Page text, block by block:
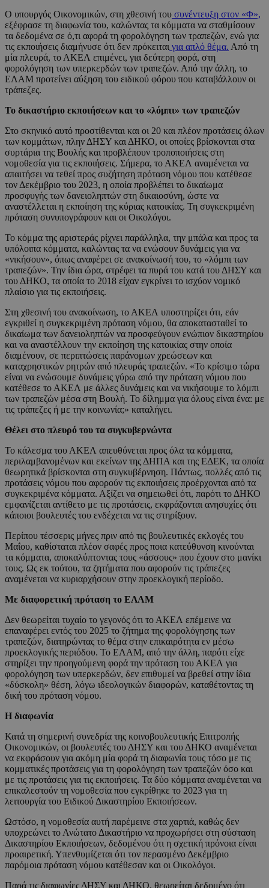
Ο υπουργός Οικονομικών, στη χθεσινή του συνέντευξη στον «Φ»,
εξέφρασε τη διαφωνία του, καλώντας τα κόμματα να σταθμίσουν
τα δεδομένα σε ό,τι αφορά τη φορολόγηση των τραπεζών, ενώ για
τις εκποιήσεις διαμήνυσε ότι δεν πρόκειται για απλό θέμα. Από τη
μία πλευρά, το ΑΚΕΛ επιμένει, για δεύτερη φορά, στη
φορολόγηση των υπερκερδών των τραπεζών. Από την άλλη, το
ΕΛΑΜ προτείνει αύξηση του ειδικού φόρου που καταβάλλουν οι
τράπεζες.
Το δικαστήριο εκποιήσεων και το «λόμπι» των τραπεζών
Στο σκηνικό αυτό προστίθενται και οι 20 και πλέον προτάσεις όλων
των κομμάτων, πλην ΔΗΣΥ και ΔΗΚΟ, οι οποίες βρίσκονται στα
συρτάρια της Βουλής και προβλέπουν τροποποιήσεις στη
νομοθεσία για τις εκποιήσεις. Σήμερα, το ΑΚΕΛ αναμένεται να
απαιτήσει να τεθεί προς συζήτηση πρόταση νόμου που κατέθεσε
τον Δεκέμβριο του 2023, η οποία προβλέπει το δικαίωμα
προσφυγής των δανειοληπτών στη δικαιοσύνη, ώστε να
αναστέλλεται η εκποίηση της κύριας κατοικίας. Τη συγκεκριμένη
πρόταση συνυπογράφουν και οι Οικολόγοι.
Το κόμμα της αριστεράς ρίχνει παράλληλα, την μπάλα και προς τα
υπόλοιπα κόμματα, καλώντας τα να ενώσουν δυνάμεις για να
«νικήσουν», όπως αναφέρει σε ανακοίνωσή του, το «λόμπι των
τραπεζών». Την ίδια ώρα, στρέφει τα πυρά του κατά του ΔΗΣΥ και
του ΔΗΚΟ, τα οποία το 2018 είχαν εγκρίνει το ισχύον νομικό
πλαίσιο για τις εκποιήσεις.
Στη χθεσινή του ανακοίνωση, το ΑΚΕΛ υποστηρίζει ότι, εάν
εγκριθεί η συγκεκριμένη πρόταση νόμου, θα αποκατασταθεί το
δικαίωμα των δανειοληπτών να προσφεύγουν ενώπιον δικαστηρίου
και να αναστέλλουν την εκποίηση της κατοικίας στην οποία
διαμένουν, σε περιπτώσεις παράνομων χρεώσεων και
καταχρηστικών ρητρών από πλευράς τραπεζών. «Το κρίσιμο τώρα
είναι να ενώσουμε δυνάμεις γύρω από την πρόταση νόμου που
κατέθεσε το ΑΚΕΛ με άλλες δυνάμεις και να νικήσουμε το λόμπι
των τραπεζών μέσα στη Βουλή. Το δίλημμα για όλους είναι ένα: με
τις τράπεζες ή με την κοινωνία;» καταλήγει.
Θέλει στο πλευρό του τα συγκυβερνώντα
Το κάλεσμα του ΑΚΕΛ απευθύνεται προς όλα τα κόμματα,
περιλαμβανομένων και εκείνων της ΔΗΠΑ και της ΕΔΕΚ, τα οποία
θεωρητικά βρίσκονται στη συγκυβέρνηση. Πάντως, πολλές από τις
προτάσεις νόμου που αφορούν τις εκποιήσεις προέρχονται από τα
συγκεκριμένα κόμματα. Αξίζει να σημειωθεί ότι, παρότι το ΔΗΚΟ
εμφανίζεται αντίθετο με τις προτάσεις, εκφράζονται ανησυχίες ότι
κάποιοι βουλευτές του ενδέχεται να τις στηρίξουν.
Περίπου τέσσερις μήνες πριν από τις βουλευτικές εκλογές του
Μαΐου, καθίσταται πλέον σαφές προς ποια κατεύθυνση κινούνται
τα κόμματα, αποκαλύπτοντας τους «άσσους» που έχουν στο μανίκι
τους. Ως εκ τούτου, τα ζητήματα που αφορούν τις τράπεζες
αναμένεται να κυριαρχήσουν στην προεκλογική περίοδο.
Με διαφορετική πρόταση το ΕΛΑΜ
Δεν θεωρείται τυχαίο το γεγονός ότι το ΑΚΕΛ επέμεινε να
επαναφέρει εντός του 2025 το ζήτημα της φορολόγησης των
τραπεζών, διατηρώντας το θέμα στην επικαιρότητα εν μέσω
προεκλογικής περιόδου. Το ΕΛΑΜ, από την άλλη, παρότι είχε
στηρίξει την προηγούμενη φορά την πρόταση του ΑΚΕΛ για
φορολόγηση των υπερκερδών, δεν επιθυμεί να βρεθεί στην ίδια
«δύσκολη» θέση, λόγω ιδεολογικών διαφορών, καταθέτοντας τη
δική του πρόταση νόμου.
Η διαφωνία
Κατά τη σημερινή συνεδρία της κοινοβουλευτικής Επιτροπής
Οικονομικών, οι βουλευτές του ΔΗΣΥ και του ΔΗΚΟ αναμένεται
να εκφράσουν για ακόμη μία φορά τη διαφωνία τους τόσο με τις
κομματικές προτάσεις για τη φορολόγηση των τραπεζών όσο και
με τις προτάσεις για τις εκποιήσεις. Τα δύο κόμματα αναμένεται να
επικαλεστούν τη νομοθεσία που εγκρίθηκε το 2023 για τη
λειτουργία του Ειδικού Δικαστηρίου Εκποιήσεων.
Ωστόσο, η νομοθεσία αυτή παρέμεινε στα χαρτιά, καθώς δεν
υποχρεώνει το Ανώτατο Δικαστήριο να προχωρήσει στη σύσταση
Δικαστηρίου Εκποιήσεων, δεδομένου ότι η σχετική πρόνοια είναι
προαιρετική. Υπενθυμίζεται ότι τον περασμένο Δεκέμβριο
παρόμοια πρόταση νόμου κατέθεσαν και οι Οικολόγοι.
Παρά τις διαφωνίες ΔΗΣΥ και ΔΗΚΟ, θεωρείται δεδομένο ότι